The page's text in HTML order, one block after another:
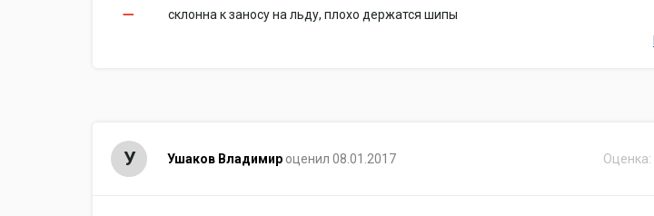
склонна к заносу на льду, плохо держатся шипы
У Ушаков Владимир оценил 08.01.2017 Оценка: